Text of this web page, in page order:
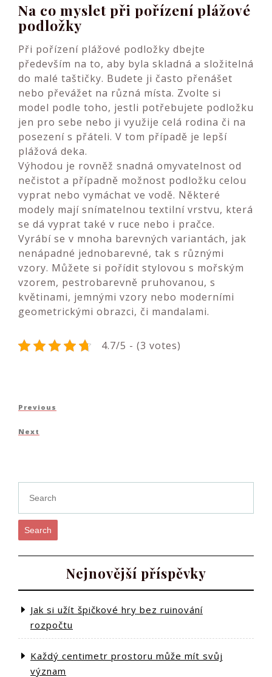
Na co myslet při pořízení plážové
podložky
Při pořízení plážové podložky dbejte
především na to, aby byla skladná a složitelná
do malé taštičky. Budete ji často přenášet
nebo převážet na různá místa. Zvolte si
model podle toho, jestli potřebujete podložku
jen pro sebe nebo ji využije celá rodina či na
posezení s přáteli. V tom případě je lepší
plážová deka.
Výhodou je rovněž snadná omyvatelnost od
nečistot a případně možnost podložku celou
vyprat nebo vymáchat ve vodě. Některé
modely mají snímatelnou textilní vrstvu, která
se dá vyprat také v ruce nebo i pračce.
Vyrábí se v mnoha barevných variantách, jak
nenápadné jednobarevné, tak s různými
vzory. Můžete si pořídit stylovou s mořským
vzorem, pestrobarevně pruhovanou, s
květinami, jemnými vzory nebo moderními
geometrickými obrazci, či mandalami.
4.7/5 - (3 votes)
Navigace
pro
Previous
Previous
Next
Next
Search
Nejnovější příspěvky
Jak si užít špičkové hry bez ruinování
rozpočtu
Každý centimetr prostoru může mít svůj
význam